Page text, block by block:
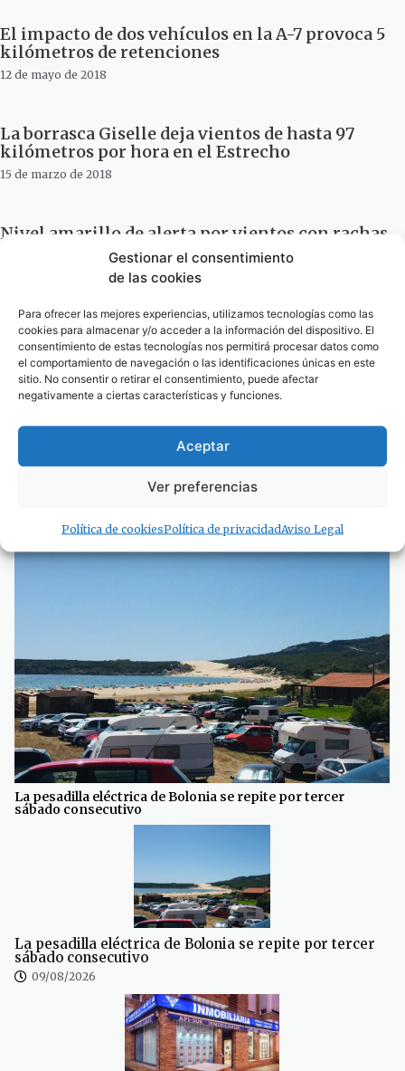
Gestionar el consentimiento
de las cookies
Para ofrecer las mejores experiencias, utilizamos tecnologías como las
cookies para almacenar y/o acceder a la información del dispositivo. El
consentimiento de estas tecnologías nos permitirá procesar datos como
el comportamiento de navegación o las identificaciones únicas en este
sitio. No consentir o retirar el consentimiento, puede afectar
negativamente a ciertas características y funciones.
Aceptar
Ver preferencias
Política de cookiesPolítica de privacidadAviso Legal
El impacto de dos vehículos en la A-7 provoca 5
kilómetros de retenciones
12 de mayo de 2018
La borrasca Giselle deja vientos de hasta 97
kilómetros por hora en el Estrecho
15 de marzo de 2018
Nivel amarillo de alerta por vientos con rachas
de 80 kilómetros en el Estrecho
20 de febrero de 2017
Rescatan a once personas de una patera a 16
kilómetros de Tarifa
23 de mayo de 2014
1 2
· Noticias de Hoy
La pesadilla eléctrica de Bolonia se repite por tercer
sábado consecutivo
La pesadilla eléctrica de Bolonia se repite por tercer
sábado consecutivo
09/08/2026